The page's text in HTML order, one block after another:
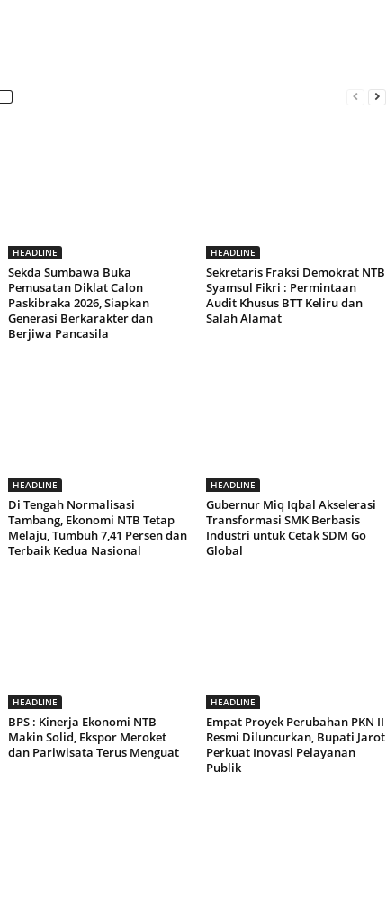
HEADLINE
Sekda Sumbawa Buka
Pemusatan Diklat Calon
Paskibraka 2026, Siapkan
Generasi Berkarakter dan
Berjiwa Pancasila
HEADLINE
Sekretaris Fraksi Demokrat NTB
Syamsul Fikri : Permintaan
Audit Khusus BTT Keliru dan
Salah Alamat
HEADLINE
Di Tengah Normalisasi
Tambang, Ekonomi NTB Tetap
Melaju, Tumbuh 7,41 Persen dan
Terbaik Kedua Nasional
HEADLINE
Gubernur Miq Iqbal Akselerasi
Transformasi SMK Berbasis
Industri untuk Cetak SDM Go
Global
HEADLINE
BPS : Kinerja Ekonomi NTB
Makin Solid, Ekspor Meroket
dan Pariwisata Terus Menguat
HEADLINE
Empat Proyek Perubahan PKN II
Resmi Diluncurkan, Bupati Jarot
Perkuat Inovasi Pelayanan
Publik